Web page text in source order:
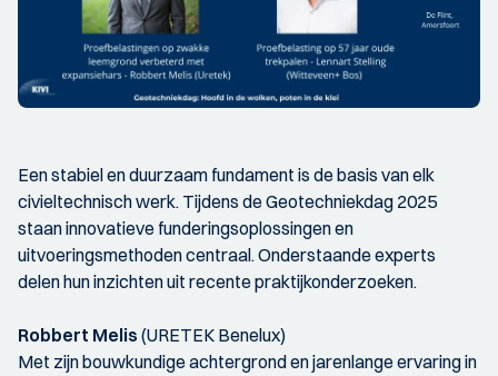
Een stabiel en duurzaam fundament is de basis van elk
civieltechnisch werk. Tijdens de Geotechniekdag 2025
staan innovatieve funderingsoplossingen en
uitvoeringsmethoden centraal. Onderstaande experts
delen hun inzichten uit recente praktijkonderzoeken.
Robbert Melis (URETEK Benelux)
Met zijn bouwkundige achtergrond en jarenlange ervaring in